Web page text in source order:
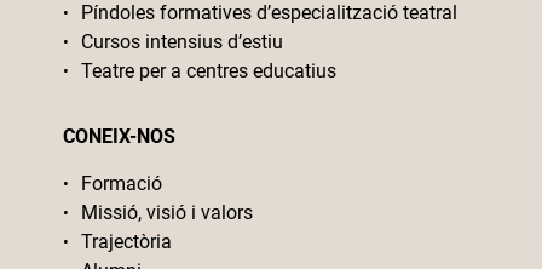
Píndoles formatives d’especialització teatral
Cursos intensius d’estiu
Teatre per a centres educatius
CONEIX-NOS
Formació
Missió, visió i valors
Trajectòria